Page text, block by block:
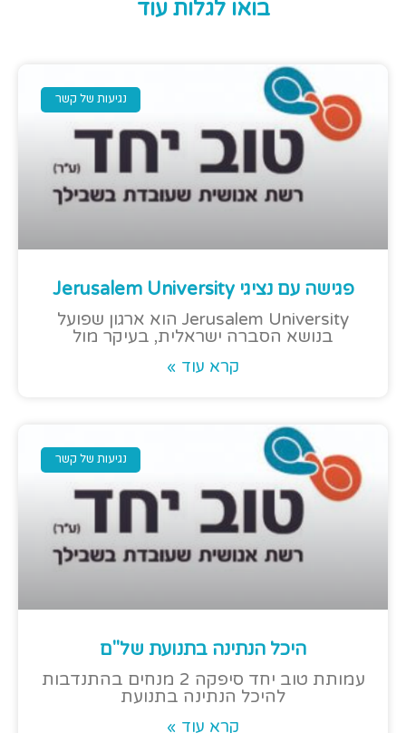
בואו לגלות עוד
נגיעות של קשר
פגישה עם נציגי Jerusalem University
Jerusalem University הוא ארגון שפועל
בנושא הסברה ישראלית, בעיקר מול
קרא עוד »
נגיעות של קשר
היכל הנתינה בתנועת של"ם
עמותת טוב יחד סיפקה 2 מנחים בהתנדבות
להיכל הנתינה בתנועת
קרא עוד »